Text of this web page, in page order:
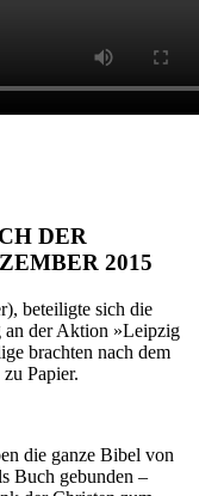
DER
2015
beteiligte sich die
an der Aktion »Leipzig
brachten nach dem
Papier.
die ganze Bibel von
Buch gebunden –